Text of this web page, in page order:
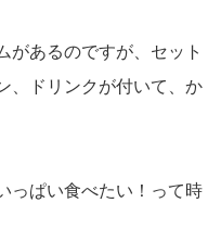
があるのですが、セット
、ドリンクが付いて、か
っぱい食べたい！って時